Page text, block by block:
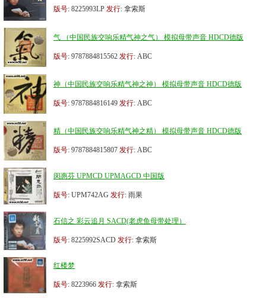
版号: 8225993LP 发行: 拿索斯
气 （中国民族交响乐精气神之气） 模拟母带声音 HDCD德版
版号: 9787884815562 发行: ABC
神（中国民族交响乐精气神之神） 模拟母带声音 HDCD德版
版号: 9787884816149 发行: ABC
精（中国民族交响乐精气神之精） 模拟母带声音 HDCD德版
版号: 9787884815807 发行: ABC
闵惠芬 UPMCD UPMAGCD 中国版
版号: UPM742AG 发行: 雨果
石信之 彩云追月 SACD(老虎鱼母带处理）
版号: 8225992SACD 发行: 拿索斯
红楼梦
版号: 8223966 发行: 拿索斯